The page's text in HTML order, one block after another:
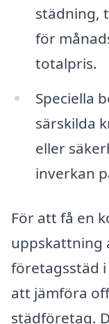
städning,
för
totalpris.
Speciella
särskilda
eller
inverkan
För att få en
uppskattning
företagsstäd
att jämföra
städföretag.